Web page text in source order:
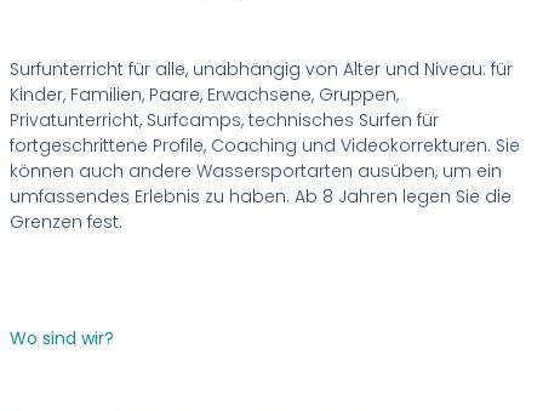
Surfunterricht für alle, unabhängig von Alter und Niveau: für
Kinder, Familien, Paare, Erwachsene, Gruppen,
Privatunterricht, Surfcamps, technisches Surfen für
fortgeschrittene Profile, Coaching und Videokorrekturen. Sie
können auch andere Wassersportarten ausüben, um ein
umfassendes Erlebnis zu haben. Ab 8 Jahren legen Sie die
Grenzen fest.
Wo sind wir?